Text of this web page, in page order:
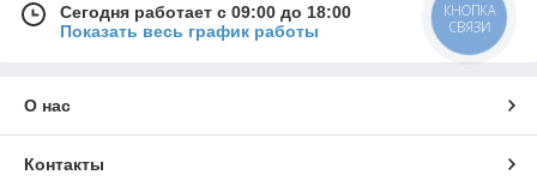
Сегодня работает с 09:00 до 18:00
Показать весь график работы
О нас
Контакты
КНОПКА
СВЯЗИ